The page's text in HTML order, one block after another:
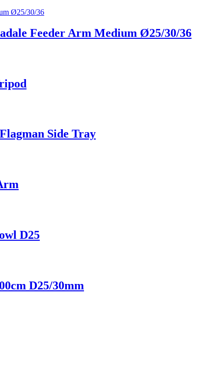
Feeder Arm Medium Ø25/30/36
Side Tray
D25
D25/30mm